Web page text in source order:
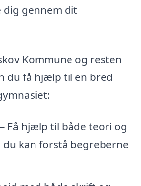
gennem dit
Kommune og resten
du få hjælp til en bred
Få hjælp til både teori og
du kan forstå begreberne